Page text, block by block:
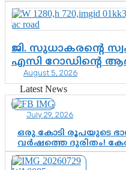
ജി. സുധാകരന്റെ
എസി റോഡിന്റെ
ഉയരുന്നത് ഗുരുതര
August 5, 2026
Latest News
July 29, 2026
ഒരു കോടി രൂപയുടെ
വർഷത്തെ ദുരിതം!
സംവിധാനത്തെ
കോയയുടെ പോരാട്ടം